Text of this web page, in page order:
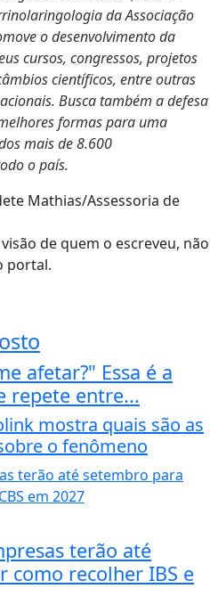
da Associação
o desenvolvimento da
cursos, congressos, projetos
científicos, entre outras
Busca também a defesa
formas para uma
mais de 8.600
o país.
Mathias/Assessoria de
de quem o escreveu, não
portal.
afetar?" Essa é a
repete entre...
mostra quais são as
o fenômeno
terão até
como recolher IBS e